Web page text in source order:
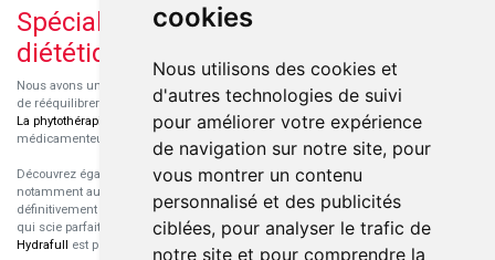
cookies
Nous utilisons des cookies et
d'autres technologies de suivi
pour améliorer votre expérience
de navigation sur notre site, pour
vous montrer un contenu
personnalisé et des publicités
ciblées, pour analyser le trafic de
notre site et pour comprendre la
Spécialisation en micronutrition et
diététique
Nous avons un engouement particulier pour la micronutrition qui permet souvent
de rééquilibrer des carences ou d'améliorer des troubles métaboliques mineurs.
La phytothérapie
l'aromathérapiesont souvent complémentaires de traitements
médicamenteux lorsqu'ils sont bien conseillés.
Découvrez également les protéines et les produits de nutrition sportive,
notamment au sein de la gamme française
Eric Favre
. Cette gamme est
définitivement axée sur le choix qualitatif des ingrédients et sur une formulation
qui scie parfaitement aux besoins de chaque sportif. La gamme hydratation
Hydrafull est pensée pour une hydratation maximale.